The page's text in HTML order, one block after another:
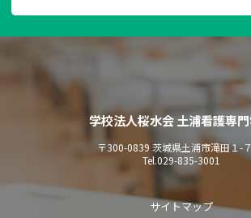
学校法人桜水会 土浦看護専
〒300-0839 茨城県土浦市滝田１-
Tel.029-835-3001
サイトマップ